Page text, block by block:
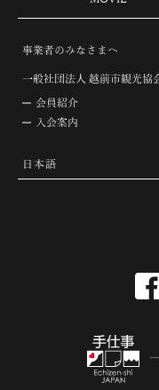
事業者のみなさまへ
一般社団法人 越前市観光協
会員紹介
入会案内